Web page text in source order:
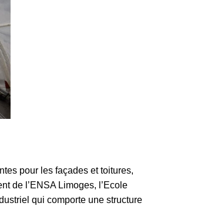
pour les façades et toitures,
de l’ENSA Limoges, l’Ecole
qui comporte une structure